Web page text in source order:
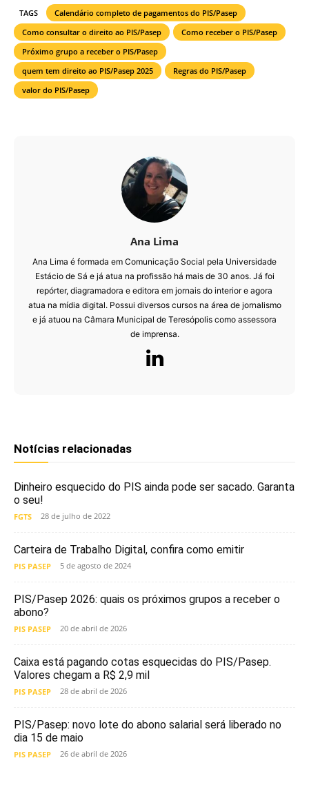
TAGS
Calendário completo de pagamentos do PIS/Pasep
Como consultar o direito ao PIS/Pasep
Como receber o PIS/Pasep
Próximo grupo a receber o PIS/Pasep
quem tem direito ao PIS/Pasep 2025
Regras do PIS/Pasep
valor do PIS/Pasep
Ana Lima
Ana Lima é formada em Comunicação Social pela Universidade
Estácio de Sá e já atua na profissão há mais de 30 anos. Já foi
repórter, diagramadora e editora em jornais do interior e agora
atua na mídia digital. Possui diversos cursos na área de jornalismo
e já atuou na Câmara Municipal de Teresópolis como assessora
de imprensa.
Notícias relacionadas
Dinheiro esquecido do PIS ainda pode ser sacado. Garanta
o seu!
FGTS 28 de julho de 2022
Carteira de Trabalho Digital, confira como emitir
PIS PASEP 5 de agosto de 2024
PIS/Pasep 2026: quais os próximos grupos a receber o
abono?
PIS PASEP 20 de abril de 2026
Caixa está pagando cotas esquecidas do PIS/Pasep.
Valores chegam a R$ 2,9 mil
PIS PASEP 28 de abril de 2026
PIS/Pasep: novo lote do abono salarial será liberado no
dia 15 de maio
PIS PASEP 26 de abril de 2026